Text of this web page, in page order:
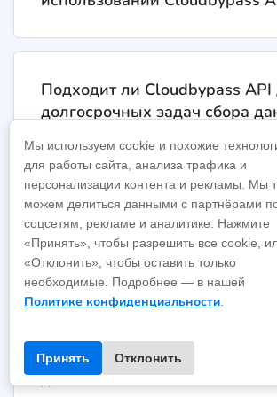
Подходит ли Cloudbypass API
долгосрочных задач сбора
Поддерживает ли Cloudbypass
трансграничное извлечение
логистических данных?
Cloudbypass API для
данных легитимным?
Мы используем cookie и похожие
для работы сайта, анализа трафика и
персонализации контента и рекламы. Мы
можем делиться данными с партнёрами
соцсетям, рекламе и аналитике. Нажмите
«Принять», чтобы разрешить все cookie,
«Отклонить», чтобы оставить только
необходимые. Подробнее — в нашей
Политике конфиденциальности
Принять Отклонить